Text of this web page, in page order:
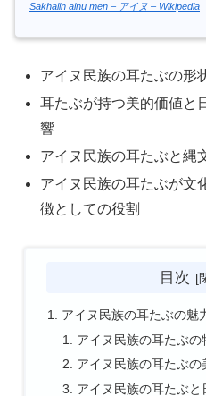
Sakhalin ainu men – アイヌ – Wikipedia
アイヌ民族の耳たぶの形
耳たぶが持つ美的価値と
響
アイヌ民族の耳たぶと縄
アイヌ民族の耳たぶが文
徴としての役割
目次
アイヌ民族の耳たぶの魅
アイヌ民族の耳たぶ
アイヌ民族の耳たぶの
アイヌ民族の耳たぶ